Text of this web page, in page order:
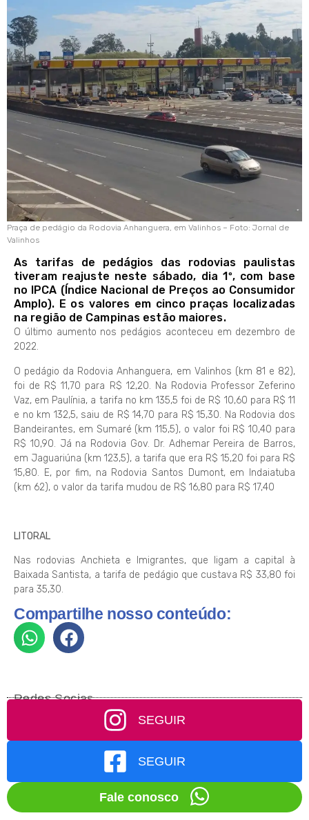
Praça de pedágio da Rodovia Anhanguera, em Valinhos – Foto: Jornal de
Valinhos
As tarifas de pedágios das rodovias paulistas
tiveram reajuste neste sábado, dia 1º, com base
no IPCA (Índice Nacional de Preços ao Consumidor
Amplo). E os valores em cinco praças localizadas
na região de Campinas estão maiores.
O último aumento nos pedágios aconteceu em dezembro de
2022.
O pedágio da Rodovia Anhanguera, em Valinhos (km 81 e 82),
foi de R$ 11,70 para R$ 12,20. Na Rodovia Professor Zeferino
Vaz, em Paulínia, a tarifa no km 135,5 foi de R$ 10,60 para R$ 11
e no km 132,5, saiu de R$ 14,70 para R$ 15,30. Na Rodovia dos
Bandeirantes, em Sumaré (km 115,5), o valor foi R$ 10,40 para
R$ 10,90. Já na Rodovia Gov. Dr. Adhemar Pereira de Barros,
em Jaguariúna (km 123,5), a tarifa que era R$ 15,20 foi para R$
15,80. E, por fim, na Rodovia Santos Dumont, em Indaiatuba
(km 62), o valor da tarifa mudou de R$ 16,80 para R$ 17,40
LITORAL
Nas rodovias Anchieta e Imigrantes, que ligam a capital à
Baixada Santista, a tarifa de pedágio que custava R$ 33,80 foi
para 35,30.
Compartilhe nosso conteúdo:
Redes Socias
SEGUIR
SEGUIR
Fale conosco